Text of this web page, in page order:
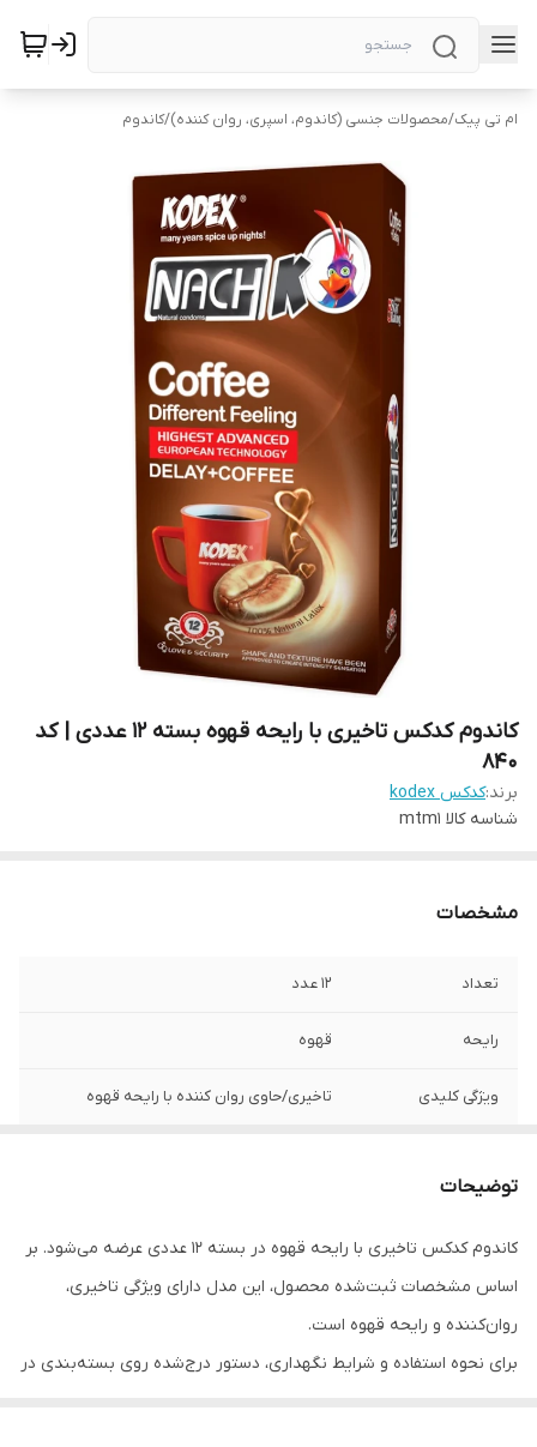
ام تی پیک/محصولات جنسی (کاندوم، اسپری، روان کننده)/کاندوم
کاندوم کدکس تاخیری با رایحه قهوه بسته 12 عددی | کد
840
برند:کدکس kodex
شناسه کالا mtm1
مشخصات
تعداد 12 عدد
رایحه قهوه
ویژگی‌ کلیدی تاخیری/حاوی روان کننده با رایحه قهوه
توضیحات
کاندوم کدکس تاخیری با رایحه قهوه در بسته 12 عددی عرضه می‌شود. بر
اساس مشخصات ثبت‌شده محصول، این مدل دارای ویژگی تاخیری،
روان‌کننده و رایحه قهوه است.
برای نحوه استفاده و شرایط نگهداری، دستور درج‌شده روی بسته‌بندی در